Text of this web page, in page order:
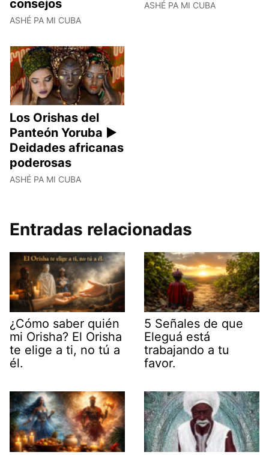
consejos
ASHÉ PA MI CUBA
ASHÉ PA MI CUBA
Los Orishas del
Panteón Yoruba ►
Deidades africanas
poderosas
ASHÉ PA MI CUBA
Entradas relacionadas
¿Cómo saber quién
mi Orisha? El Orisha
te elige a ti, no tú a
él.
5 Señales de que
Eleguá está
trabajando a tu
favor.